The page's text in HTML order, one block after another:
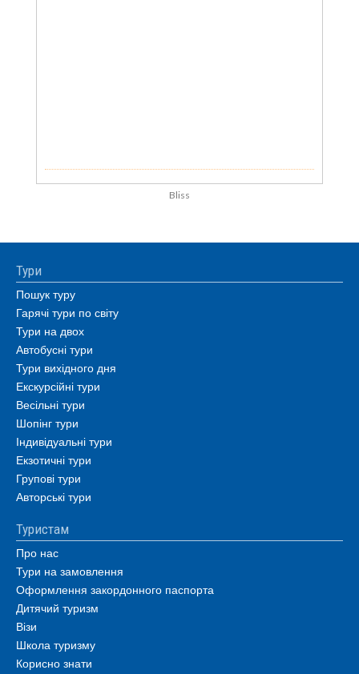
Bliss
Тури
Пошук туру
Гарячі тури по світу
Тури на двох
Автобусні тури
Тури вихідного дня
Екскурсійні тури
Весільні тури
Шопінг тури
Індивідуальні тури
Екзотичні тури
Групові тури
Авторські тури
Туристам
Про нас
Тури на замовлення
Оформлення закордонного паспорта
Дитячий туризм
Візи
Школа туризму
Корисно знати